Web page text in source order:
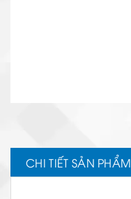
CHI TIẾT SẢN PHẨM